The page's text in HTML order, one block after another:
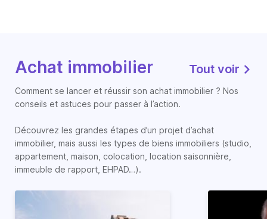
Achat immobilier Tout voir
Comment se lancer et réussir son achat immobilier ? Nos
conseils et astuces pour passer à l’action.
Découvrez les grandes étapes d’un projet d’achat
immobilier, mais aussi les types de biens immobiliers (studio,
appartement, maison, colocation, location saisonnière,
immeuble de rapport, EHPAD…).